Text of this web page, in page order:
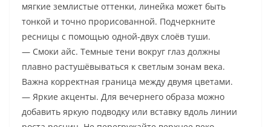
мягкие землистые оттенки, линейка может быть
тонкой и точно прорисованной. Подчеркните
ресницы с помощью одной-двух слоёв туши.
— Смоки айс. Темные тени вокруг глаз должны
плавно растушёвываться к светлым зонам века.
Важна корректная граница между двумя цветами.
— Яркие акценты. Для вечернего образа можно
добавить яркую подводку или вставку вдоль линии